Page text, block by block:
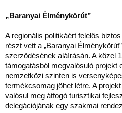
„Baranyai Élménykörút”
A regionális politikáért felelős
részt vett a „Baranyai
szerződésének aláírásán. A közel
támogatásból megvalósuló projekt
nemzetközi szinten is
termékcsomag jöhet létre. A
valósul meg átfogó turisztikai
delegációjának egy szakmai